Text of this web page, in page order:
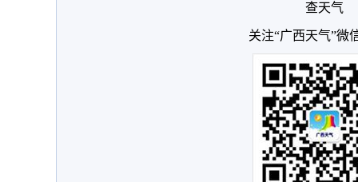
查天气
关注“广西天气”微